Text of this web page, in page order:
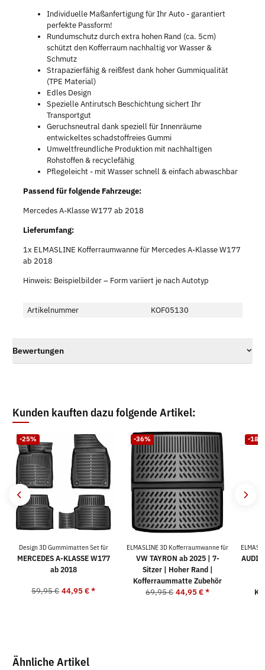
Individuelle Maßanfertigung für Ihr Auto - garantiert
perfekte Passform!
Rundumschutz durch extra hohen Rand (ca. 5cm)
schützt den Kofferraum nachhaltig vor Wasser &
Schmutz
Strapazierfähig & reißfest dank hoher Gummiqualität
(TPE Material)
Edles Design
Spezielle Antirutsch Beschichtung sichert Ihr
Transportgut
Geruchsneutral dank speziell für Innenräume
entwickeltes schadstoffreies Gummi
Umweltfreundliche Produktion mit nachhaltigen
Rohstoffen & recyclefähig
Pflegeleicht - mit Wasser schnell & einfach abwaschbar
Passend für folgende Fahrzeuge:
Mercedes A-Klasse W177 ab 2018
Lieferumfang:
1x ELMASLINE Kofferraumwanne für Mercedes A-Klasse W177
ab 2018
Hinweis: Beispielbilder – Form variiert je nach Autotyp
Artikelnummer KOF05130
Bewertungen
Kunden kauften dazu folgende Artikel:
-25%
Design 3D Gummimatten Set für
MERCEDES A-KLASSE W177
ab 2018
59,95 € 44,95 €*
-36%
ELMASLINE 3D Kofferraumwanne für
VW TAYRON ab 2025 | 7-
Sitzer | Hoher Rand |
Kofferraummatte Zubehör
69,95 € 44,95 €*
-18%
AUDI
Ähnliche Artikel